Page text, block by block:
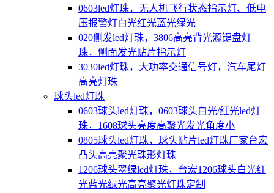
0603led灯珠，无人机飞行状态指示灯、低电
压报警灯白光红光蓝光绿光
020侧发led灯珠，3806高亮背光源键盘灯
珠，侧面发光贴片指示灯
3030led灯珠，大功率交通信号灯，汽车尾灯
高亮灯珠
球头led灯珠
0603球头led灯珠，0603球头白光/红光led灯
珠，1608球头亮度高聚光发光角度小
0805球头led灯珠，球头贴片led灯珠厂家台宏
凸头高亮聚光珠形灯珠
1206球头翠绿led灯珠，台宏1206球头白光红
光蓝光绿光高亮聚光灯珠定制